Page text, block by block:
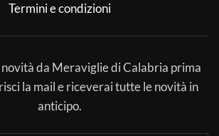
Termini e condizioni
da Meraviglie di Calabria prima
la mail e riceverai tutte le novità in
anticipo.